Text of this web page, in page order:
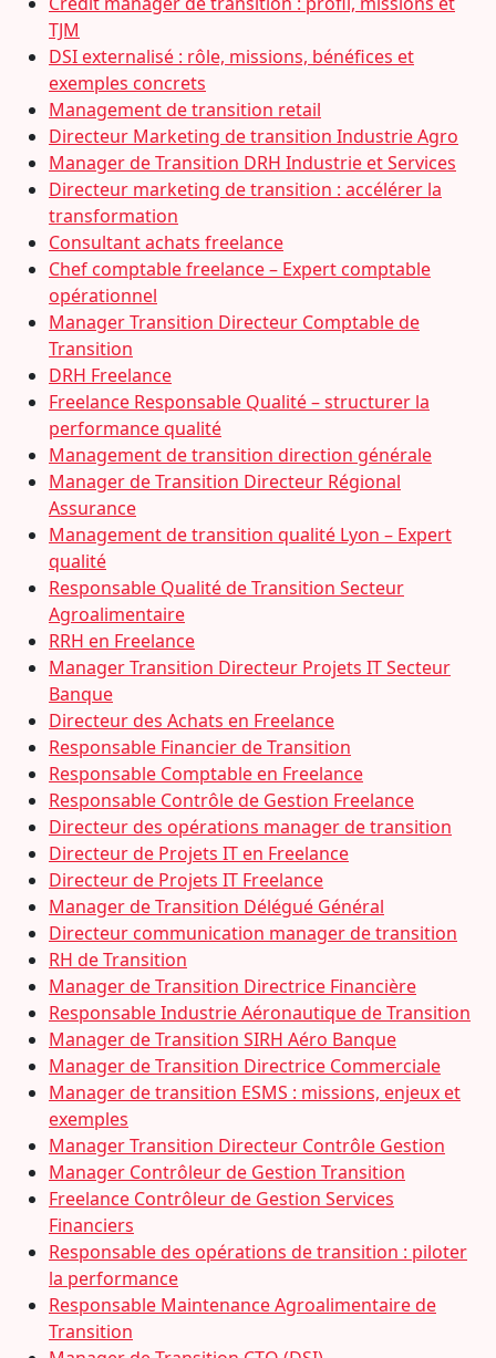
TJM
DSI externalisé : rôle, missions, bénéfices et
exemples concrets
Management de transition retail
Directeur Marketing de transition Industrie Agro
Manager de Transition DRH Industrie et Services
Directeur marketing de transition : accélérer la
transformation
Consultant achats freelance
Chef comptable freelance – Expert comptable
opérationnel
Manager Transition Directeur Comptable de
Transition
DRH Freelance
Freelance Responsable Qualité – structurer la
performance qualité
Management de transition direction générale
Manager de Transition Directeur Régional
Assurance
Management de transition qualité Lyon – Expert
qualité
Responsable Qualité de Transition Secteur
Agroalimentaire
RRH en Freelance
Manager Transition Directeur Projets IT Secteur
Banque
Directeur des Achats en Freelance
Responsable Financier de Transition
Responsable Comptable en Freelance
Responsable Contrôle de Gestion Freelance
Directeur des opérations manager de transition
Directeur de Projets IT en Freelance
Directeur de Projets IT Freelance
Manager de Transition Délégué Général
Directeur communication manager de transition
RH de Transition
Manager de Transition Directrice Financière
Responsable Industrie Aéronautique de Transition
Manager de Transition SIRH Aéro Banque
Manager de Transition Directrice Commerciale
Manager de transition ESMS : missions, enjeux et
exemples
Manager Transition Directeur Contrôle Gestion
Manager Contrôleur de Gestion Transition
Freelance Contrôleur de Gestion Services
Financiers
Responsable des opérations de transition : piloter
la performance
Responsable Maintenance Agroalimentaire de
Transition